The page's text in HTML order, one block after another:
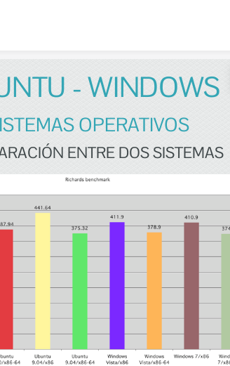
- WINDOWS
OPERATIVOS
ENTRE DOS SISTEMAS